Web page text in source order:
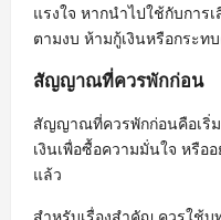
แรงใจ หากนำไปใช้กับการ
ตามงบ ห้ามกู้เงินหรือกระท
สัญญาณที่ควรพักก่อน
สัญญาณที่ควรพักก่อนคือเริ่
เงินเพื่อซื้อความมั่นใจ หรือ
แล้ว